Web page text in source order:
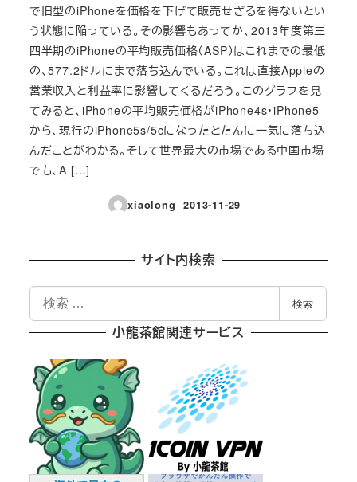
で旧型のiPhoneを価格を下げて販売せざるを得ないとい
う状態に陥っている。その影響もあってか、2013年度第三
四半期のiPhoneの平均販売価格（ASP）はこれまでの最低
の、577.2ドルにまで落ち込んでいる。これは直接Appleの
営業収入と利益率に影響してくるだろう。このグラフを見
てみると、iPhoneの平均販売価格がiPhone4s・iPhone5
から、現行のiPhone5s/5cになったとたんに一気に落ち込
んだことがわかる。そして世界最大の市場である中国市場
でも、A […]
xiaolong
投稿日
2013-11-29
サイト内検索
索
検索
小龍茶館関連サービス